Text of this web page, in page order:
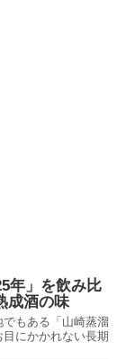
年」を飲み比
成酒の味
もある「山崎蒸溜
にかかれない長期